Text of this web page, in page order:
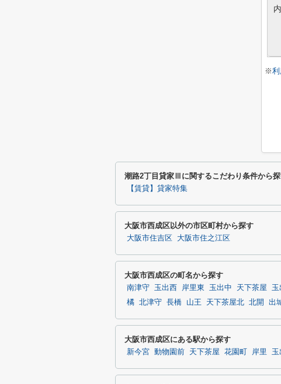
※
潮路2丁目貸家Ⅲに関するこだわり条件から
【賃貸】貸家特集
大阪市西成区以外の市区町村から探す
大阪市住吉区 大阪市住之江区
大阪市西成区の町名から探す
南津守 玉出西 岸里東 玉出中 天下茶屋 玉
橘 北津守 長橋 山王 天下茶屋北 北開 出
大阪市西成区にある駅から探す
新今宮 動物園前 天下茶屋 花園町 岸里 玉